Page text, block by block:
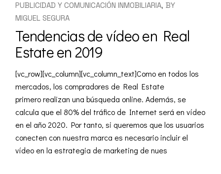
PUBLICIDAD Y COMUNICACIÓN INMOBILIARIA BY
MIGUEL SEGURA
Tendencias de vídeo en Real
Estate en 2019
[vc_row][vc_column][vc_column_text]Como en todos los
mercados, los compradores de Real Estate
primero realizan una búsqueda online. Además, se
calcula que el 80% del tráfico de Internet será en vídeo
en el año 2020. Por tanto, si queremos que los usuarios
conecten con nuestra marca es necesario incluir el
vídeo en la estrategia de marketing de nues